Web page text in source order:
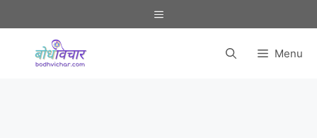
to
Menu
Menu